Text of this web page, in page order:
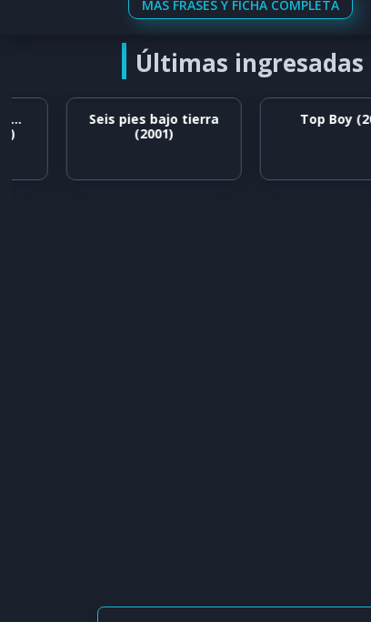
MÁS FRASES Y FICHA COMPLETA
Últimas ingresadas
Seis pies bajo tierra
(2001)
Top Boy (2011)